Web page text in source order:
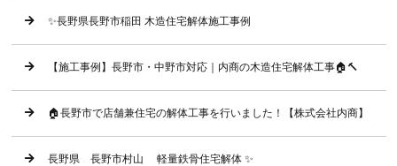
✨長野県長野市稲田 木造住宅解体施工事例
【施工事例】長野市・中野市対応｜内商の木造住宅解体工事🏠🔨
🏠長野市で店舗兼住宅の解体工事を行いました！【株式会社内商】
長野県 長野市村山 軽量鉄骨住宅解体 ✨